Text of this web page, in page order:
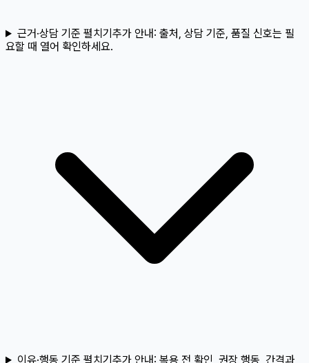
근거·상담 기준 펼치기추가 안내: 출처, 상담 기준, 품질 신호는 필
요할 때 열어 확인하세요.
이유·행동 기준 펼치기추가 안내: 복용 전 확인, 권장 행동, 간격과